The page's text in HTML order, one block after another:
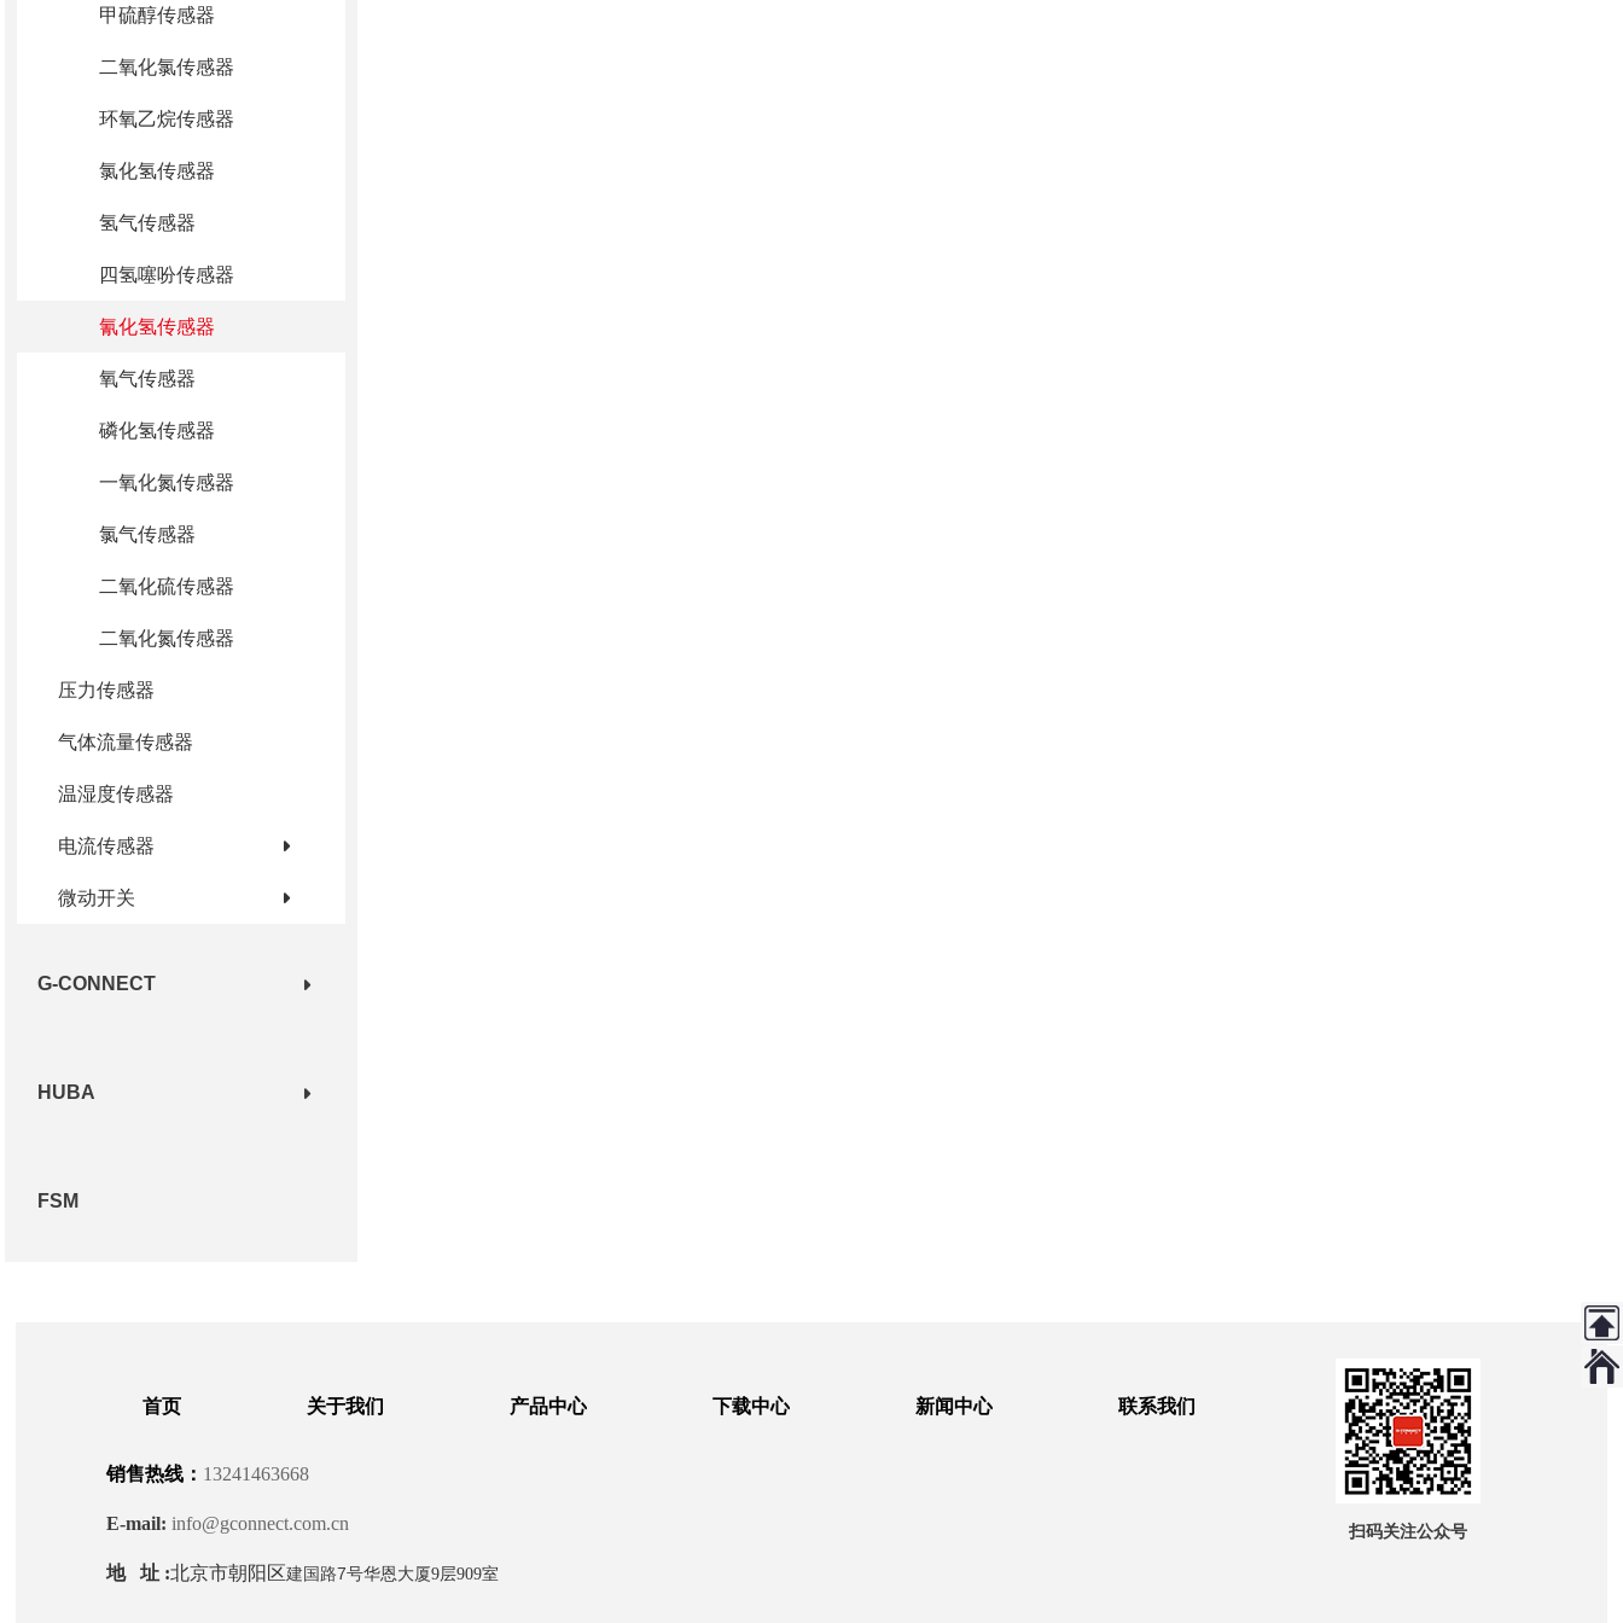
甲硫醇传感器
二氧化氯传感器
环氧乙烷传感器
氯化氢传感器
氢气传感器
四氢噻吩传感器
氰化氢传感器
氧气传感器
磷化氢传感器
一氧化氮传感器
氯气传感器
二氧化硫传感器
二氧化氮传感器
压⼒传感器
⽓体流量传感器
温湿度传感器
电流传感器
微动开关
G-CONNECT
HUBA
FSM
首页 关于我们 产品中心 下载中心 新闻中心 联系我们
销售热线： 13241463668
E-mail:info@gconnect.com.cn
地 址 :北京市朝阳区建国路7号华恩大厦9层909室
扫码关注公众号